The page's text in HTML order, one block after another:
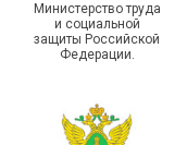
Министерство труда
и социальной
защиты Российской
Федерации.